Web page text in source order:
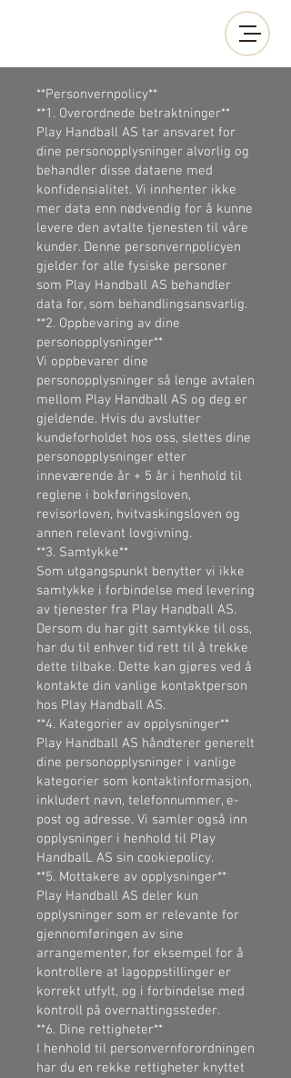
**Personvernpolicy**
**1. Overordnede betraktninger**
Play Handball AS tar ansvaret for
dine personopplysninger alvorlig og
behandler disse dataene med
konfidensialitet. Vi innhenter ikke
mer data enn nødvendig for å kunne
levere den avtalte tjenesten til våre
kunder. Denne personvernpolicyen
gjelder for alle fysiske personer
som Play Handball AS behandler
data for, som behandlingsansvarlig.
**2. Oppbevaring av dine
personopplysninger**
Vi oppbevarer dine
personopplysninger så lenge avtalen
mellom Play Handball AS og deg er
gjeldende. Hvis du avslutter
kundeforholdet hos oss, slettes dine
personopplysninger etter
inneværende år + 5 år i henhold til
reglene i bokføringsloven,
revisorloven, hvitvaskingsloven og
annen relevant lovgivning.
**3. Samtykke**
Som utgangspunkt benytter vi ikke
samtykke i forbindelse med levering
av tjenester fra Play Handball AS.
Dersom du har gitt samtykke til oss,
har du til enhver tid rett til å trekke
dette tilbake. Dette kan gjøres ved å
kontakte din vanlige kontaktperson
hos Play Handball AS.
**4. Kategorier av opplysninger**
Play Handball AS håndterer generelt
dine personopplysninger i vanlige
kategorier som kontaktinformasjon,
inkludert navn, telefonnummer, e-
post og adresse. Vi samler også inn
opplysninger i henhold til Play
HandbalL AS sin cookiepolicy.
**5. Mottakere av opplysninger**
Play Handball AS deler kun
opplysninger som er relevante for
gjennomføringen av sine
arrangementer, for eksempel for å
kontrollere at lagoppstillinger er
korrekt utfylt, og i forbindelse med
kontroll på overnattingssteder.
**6. Dine rettigheter**
I henhold til personvernforordningen
har du en rekke rettigheter knyttet